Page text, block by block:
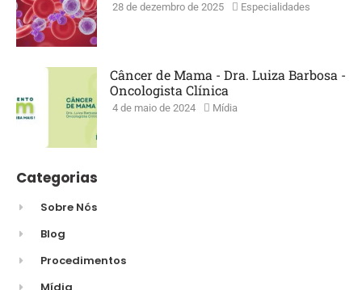
28 de dezembro de 2025 Especialidades
Câncer de Mama - Dra. Luiza Barbosa -
Oncologista Clínica
4 de maio de 2024 Mídia
Categorias
Sobre Nós
Blog
Procedimentos